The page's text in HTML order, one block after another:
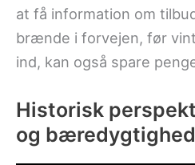
at få information om
brænde i forvejen, før
ind, kan også spare
Historisk
og bæredygtighed